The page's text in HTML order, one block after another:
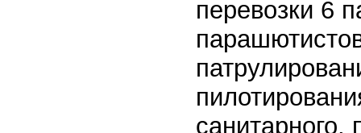
перевозки 6
санитарного,